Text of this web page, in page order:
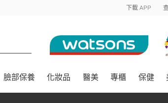
下載 APP
臉部保養 化妝品 醫美 專櫃 保健